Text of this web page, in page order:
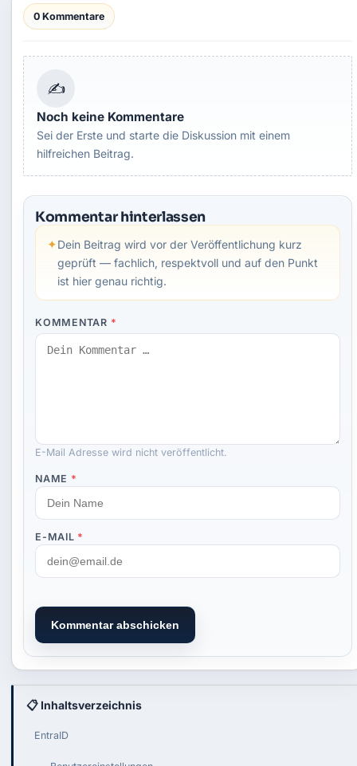
0 Kommentare
✍
Noch keine Kommentare
Sei der Erste und starte die Diskussion mit einem
hilfreichen Beitrag.
Kommentar hinterlassen
✦Dein Beitrag wird vor der Veröffentlichung kurz
geprüft — fachlich, respektvoll und auf den Punkt
ist hier genau richtig.
KOMMENTAR *
E-Mail Adresse wird nicht veröffentlicht.
NAME *
E-MAIL *
Kommentar abschicken
📋 Inhaltsverzeichnis
EntraID